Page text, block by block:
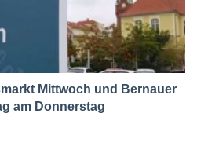
Mittwoch und Bernauer
am Donnerstag